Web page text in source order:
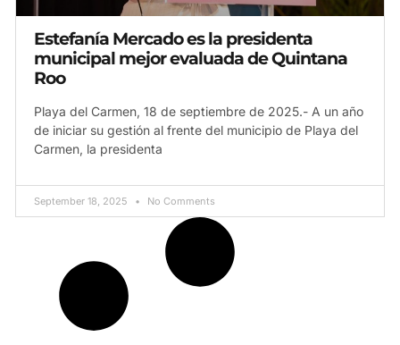
Estefanía Mercado es la presidenta
municipal mejor evaluada de Quintana
Roo
Playa del Carmen, 18 de septiembre de 2025.- A un año
de iniciar su gestión al frente del municipio de Playa del
Carmen, la presidenta
September 18, 2025 No Comments